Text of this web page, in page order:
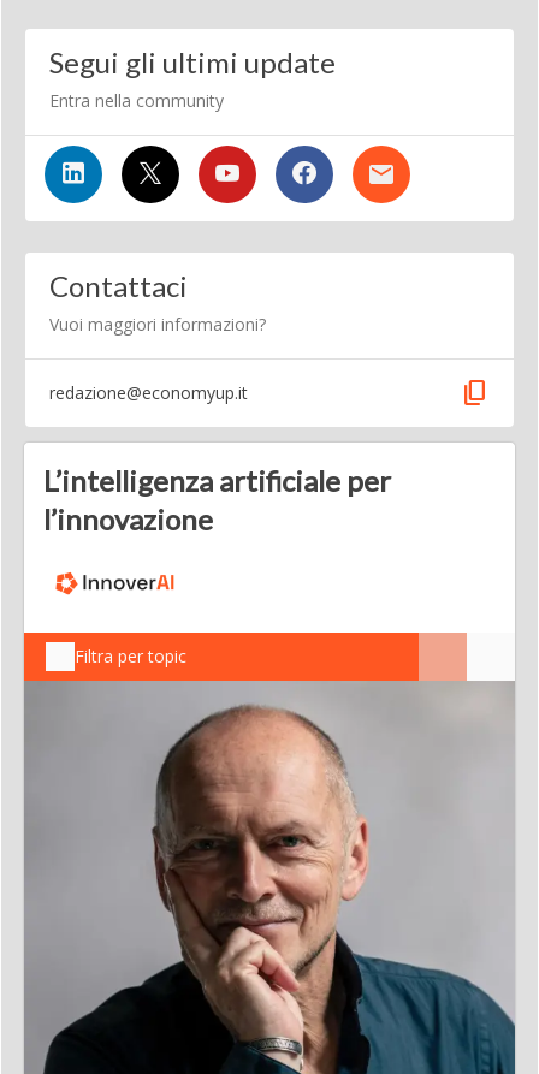
Segui gli ultimi update
Entra nella community
Contattaci
Vuoi maggiori informazioni?
redazione@economyup.it content_copy
L’intelligenza artificiale per
l’innovazione
Filtra per topic